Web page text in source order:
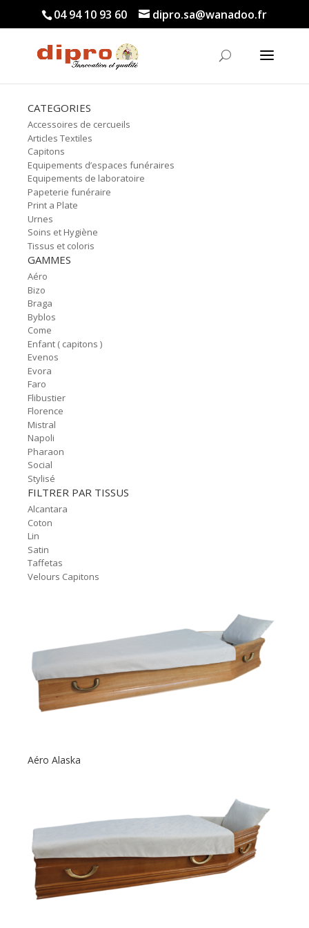
04 94 10 93 60 dipro.sa@wanadoo.fr
CATEGORIES
Accessoires de cercueils
Articles Textiles
Capitons
Equipements d’espaces funéraires
Equipements de laboratoire
Papeterie funéraire
Print a Plate
Urnes
Soins et Hygiène
Tissus et coloris
GAMMES
Aéro
Bizo
Braga
Byblos
Come
Enfant ( capitons )
Evenos
Evora
Faro
Flibustier
Florence
Mistral
Napoli
Pharaon
Social
Stylisé
FILTRER PAR TISSUS
Alcantara
Coton
Lin
Satin
Taffetas
Velours Capitons
Aéro Alaska